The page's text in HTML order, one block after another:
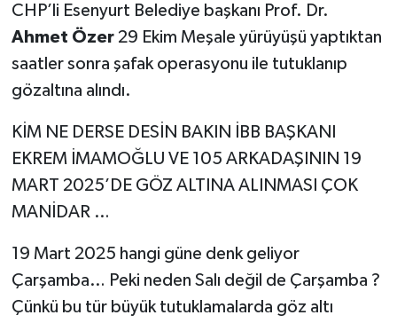
CHP’li Esenyurt Belediye başkanı Prof. Dr.
Ahmet Özer29 Ekim Meşale yürüyüşü yaptıktan
saatler sonra şafak operasyonu ile tutuklanıp
gözaltına alındı.
KİM NE DERSE DESİN BAKIN İBB BAŞKANI
EKREM İMAMOĞLU VE 105 ARKADAŞININ 19
MART 2025’DE GÖZ ALTINA ALINMASI ÇOK
MANİDAR …
19 Mart 2025 hangi güne denk geliyor
Çarşamba… Peki neden Salı değil de Çarşamba ?
Çünkü bu tür büyük tutuklamalarda göz altı